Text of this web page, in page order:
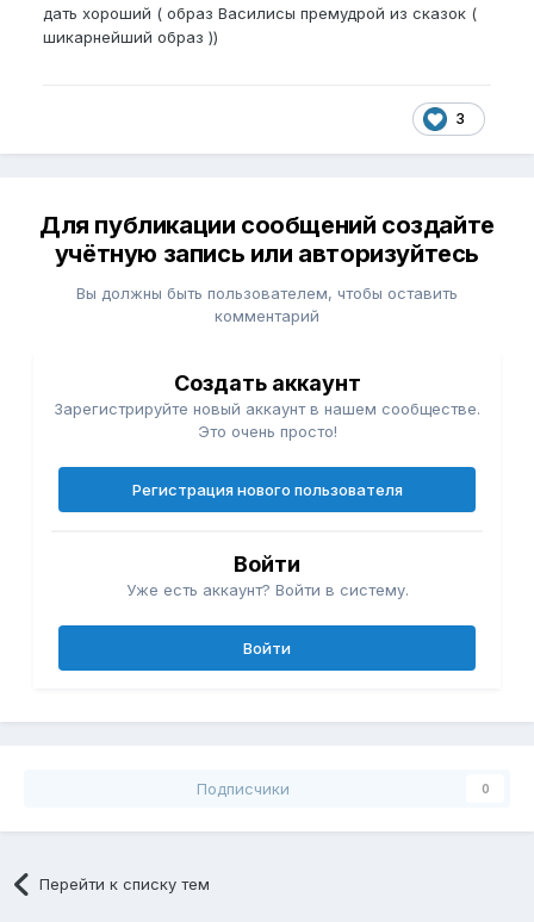
дать хороший ( образ Василисы премудрой из сказок (
шикарнейший образ ))
3
Для публикации сообщений создайте
учётную запись или авторизуйтесь
Вы должны быть пользователем, чтобы оставить
комментарий
Создать аккаунт
Зарегистрируйте новый аккаунт в нашем сообществе.
Это очень просто!
Регистрация нового пользователя
Войти
Уже есть аккаунт? Войти в систему.
Войти
Подписчики 0
Перейти к списку тем